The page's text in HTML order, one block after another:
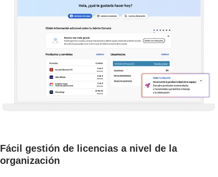
Fácil gestión de licencias a nivel de la
organización